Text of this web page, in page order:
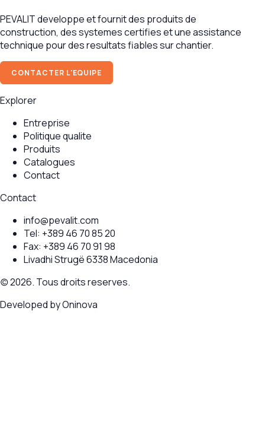
PEVALIT developpe et fournit des produits de
construction, des systemes certifies et une assistance
technique pour des resultats fiables sur chantier.
CONTACTER L'EQUIPE
Explorer
Entreprise
Politique qualite
Produits
Catalogues
Contact
Contact
info@pevalit.com
Tel: +389 46 70 85 20
Fax: +389 46 70 91 98
Livadhi Strugë 6338 Macedonia
(c) 2026. Tous droits reserves.
Developed byOninova